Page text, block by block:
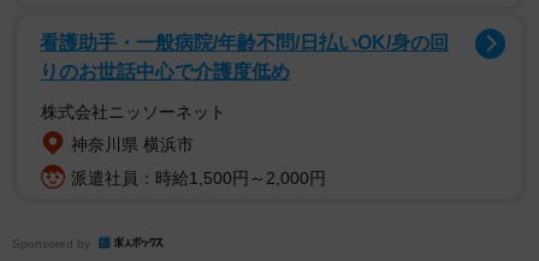
先日、秋田大学医学部付属病院が提供した「熊外傷」のCT
画像をNHKが公開した。農作業中に遭遇し「熊に顔をひっ
看護助手・一般病院/年齢不問/日払いOK/身の回
りのお世話中心で介護度低め
株式会社ニッソーネット
神奈川県 横浜市
派遣社員：時給1,500円～2,000円
Sponsored by